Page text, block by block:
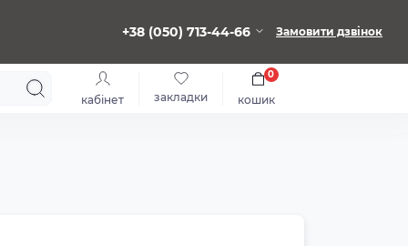
+38 (050) 713-44-66 Замовити дзвінок
кабінет закладки кошик
0